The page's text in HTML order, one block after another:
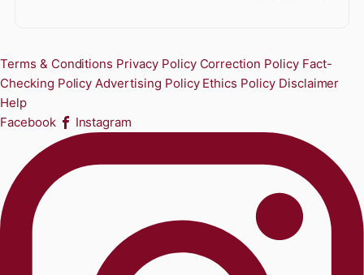
Terms & Conditions Privacy Policy Correction Policy Fact-
Checking Policy Advertising Policy Ethics Policy Disclaimer
Help
Facebook
Instagram